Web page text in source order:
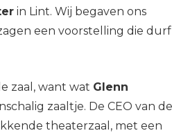
in Lint. Wij begaven ons
een voorstelling die durf
zaal, want wat Glenn
zaaltje. De CEO van de
theaterzaal, met een